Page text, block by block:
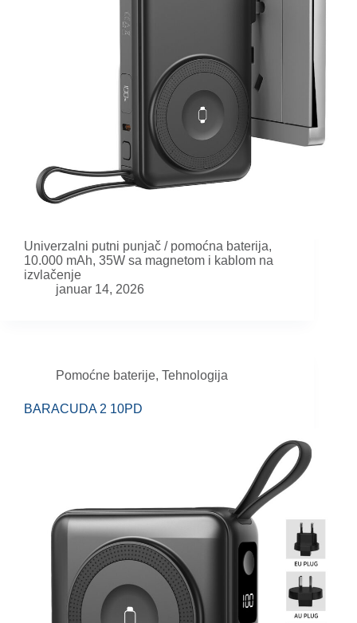
Univerzalni putni punjač / pomoćna baterija,
10.000 mAh, 35W sa magnetom i kablom na
izvlačenje
januar 14, 2026
Pomoćne baterije, Tehnologija
BARACUDA 2 10PD